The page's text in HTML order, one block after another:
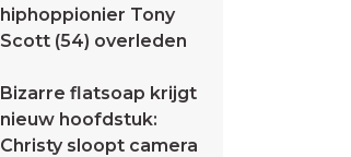
hiphoppionier Tony
Scott (54) overleden
Bizarre flatsoap krijgt
nieuw hoofdstuk:
Christy sloopt camera